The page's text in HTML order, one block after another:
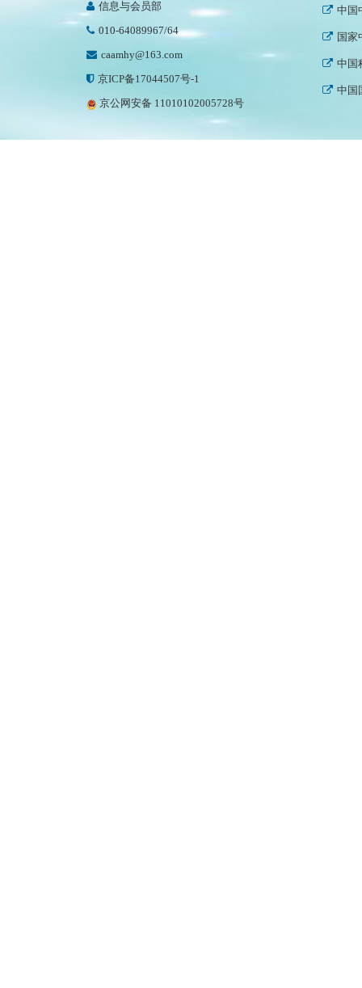
信息与会员部
010-64089967/64
caamhy@163.com
京ICP备17044507号-1
京公网安备 11010102005728号
中国
国家
中国
中国
中国